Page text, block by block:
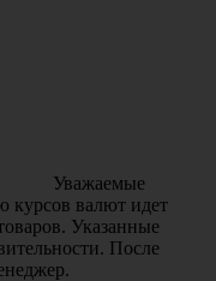
Уважаемые
курсов валют идет
Указанные
После